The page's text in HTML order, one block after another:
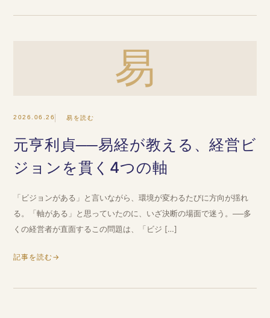
易
2026.06.26 易を読む
元亨利貞──易経が教える、経営ビ
ジョンを貫く4つの軸
「ビジョンがある」と言いながら、環境が変わるたびに方向が揺れ
る。「軸がある」と思っていたのに、いざ決断の場面で迷う。──多
くの経営者が直面するこの問題は、「ビジ […]
記事を読む→